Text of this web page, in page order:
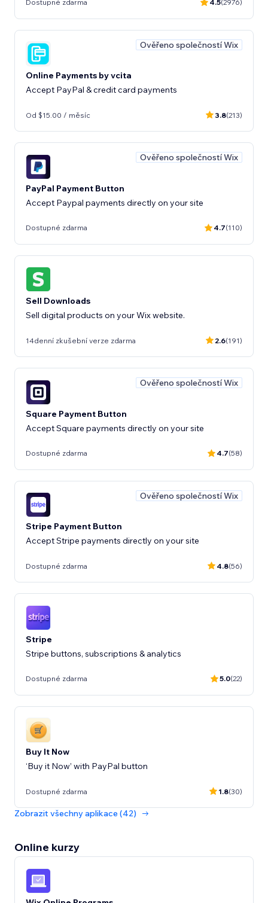
Dostupné zdarma 4.5(2976)
Ověřeno společností Wix
Online Payments by vcita
Accept PayPal & credit card payments
Od $15.00 / měsíc 3.8(213)
Ověřeno společností Wix
PayPal Payment Button
Accept Paypal payments directly on your site
Dostupné zdarma 4.7(110)
Sell Downloads
Sell digital products on your Wix website.
14denní zkušební verze zdarma 2.6(191)
Ověřeno společností Wix
Square Payment Button
Accept Square payments directly on your site
Dostupné zdarma 4.7(58)
Ověřeno společností Wix
Stripe Payment Button
Accept Stripe payments directly on your site
Dostupné zdarma 4.8(56)
Stripe
Stripe buttons, subscriptions & analytics
Dostupné zdarma 5.0(22)
Buy It Now
‘Buy it Now’ with PayPal button
Dostupné zdarma 1.8(30)
Zobrazit všechny aplikace (42)
Online kurzy